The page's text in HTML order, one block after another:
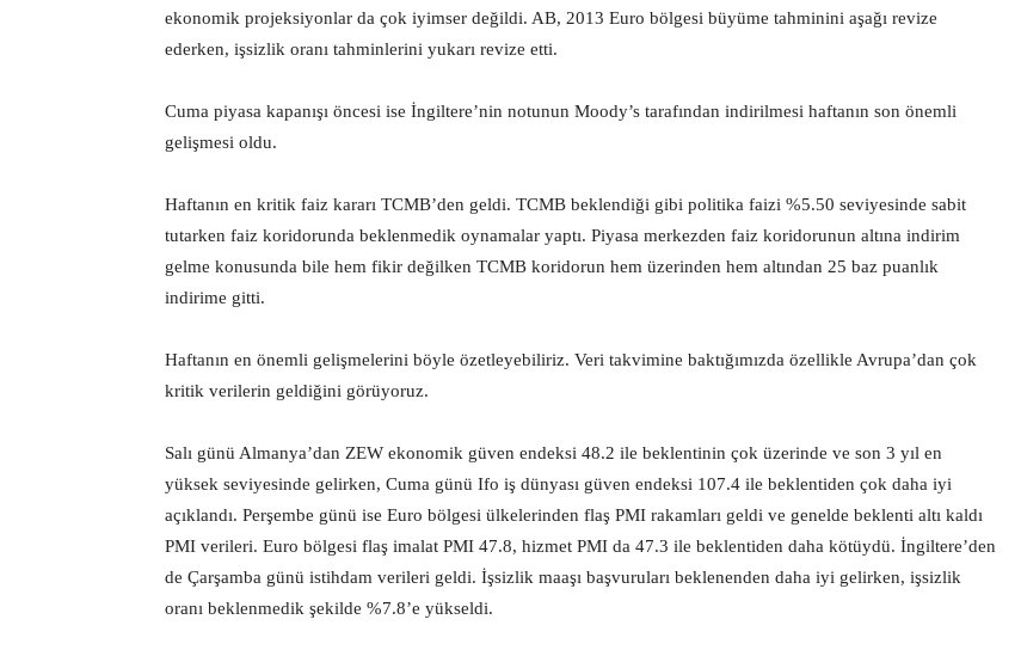
ekonomik projeksiyonlar da çok iyimser değildi. AB, 2013 Euro bölgesi büyüme tahminini aşağı revize
ederken, işsizlik oranı tahminlerini yukarı revize etti.
Cuma piyasa kapanışı öncesi ise İngiltere’nin notunun Moody’s tarafından indirilmesi haftanın son önemli
gelişmesi oldu.
Haftanın en kritik faiz kararı TCMB’den geldi. TCMB beklendiği gibi politika faizi %5.50 seviyesinde sabit
tutarken faiz koridorunda beklenmedik oynamalar yaptı. Piyasa merkezden faiz koridorunun altına indirim
gelme konusunda bile hem fikir değilken TCMB koridorun hem üzerinden hem altından 25 baz puanlık
indirime gitti.
Haftanın en önemli gelişmelerini böyle özetleyebiliriz. Veri takvimine baktığımızda özellikle Avrupa’dan çok
kritik verilerin geldiğini görüyoruz.
Salı günü Almanya’dan ZEW ekonomik güven endeksi 48.2 ile beklentinin çok üzerinde ve son 3 yıl en
yüksek seviyesinde gelirken, Cuma günü Ifo iş dünyası güven endeksi 107.4 ile beklentiden çok daha iyi
açıklandı. Perşembe günü ise Euro bölgesi ülkelerinden flaş PMI rakamları geldi ve genelde beklenti altı kaldı
PMI verileri. Euro bölgesi flaş imalat PMI 47.8, hizmet PMI da 47.3 ile beklentiden daha kötüydü. İngiltere’den
de Çarşamba günü istihdam verileri geldi. İşsizlik maaşı başvuruları beklenenden daha iyi gelirken, işsizlik
oranı beklenmedik şekilde %7.8’e yükseldi.